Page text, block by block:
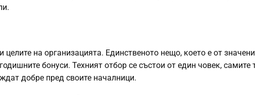
на организацията. Единственото нещо, което е от
бонуси. Техният отбор се състои от един човек, самите
добре пред своите началници.